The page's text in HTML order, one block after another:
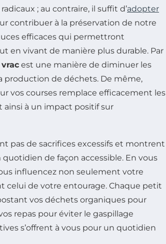
; au contraire, il suffit d’adopter
contribuer à la préservation de notre
efficaces qui permettront
en vivant de manière plus durable. Par
est une manière de diminuer les
production de déchets. De même,
vos courses remplace efficacement les
ainsi à un impact positif sur
pas de sacrifices excessifs et montrent
de façon accessible. En vous
influencez non seulement votre
celui de votre entourage. Chaque petit
vos déchets organiques pour
repas pour éviter le gaspillage
s’offrent à vous pour un quotidien